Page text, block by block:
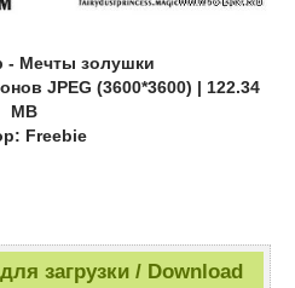
- Мечты золушки
JPEG (3600*3600) | 122.34
MB
Freebie
загрузки / Download